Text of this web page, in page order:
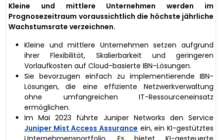
Kleine und mittlere Unternehmen werden im
Prognosezeitraum voraussichtlich die höchste jährliche
Wachstumsrate verzeichnen.
Kleine und mittlere Unternehmen setzen aufgrund
ihrer Flexibilität, Skalierbarkeit und geringeren
Vorlaufkosten auf Cloud-basierte IBN-Lösungen.
Sie bevorzugen einfach zu implementierende IBN-
Lösungen, die eine effiziente Netzwerkverwaltung
ohne umfangreichen IT-Ressourceneinsatz
ermöglichen.
Im Mai 2023 führte Juniper Networks den Service
Juniper Mist Access Assurance ein, ein KI-gestütztes